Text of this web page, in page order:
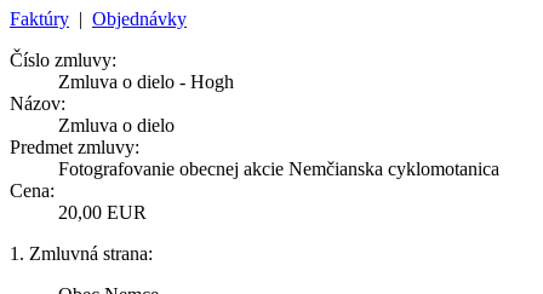
Faktúry | Objednávky
Číslo zmluvy:
Zmluva o dielo - Hogh
Názov:
Zmluva o dielo
Predmet zmluvy:
Fotografovanie obecnej akcie Nemčianska cyklomotanica
Cena:
20,00 EUR
1. Zmluvná strana: